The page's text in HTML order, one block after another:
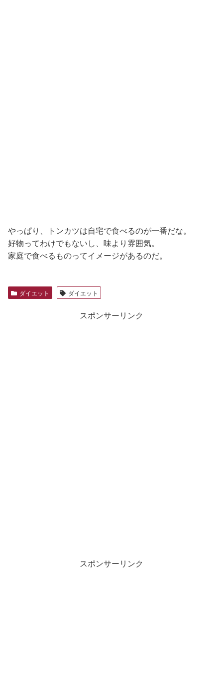
やっぱり、トンカツは自宅で食べるのが一番だな。
好物ってわけでもないし、味より雰囲気。
家庭で食べるものってイメージがあるのだ。
ダイエット ダイエット
スポンサーリンク
スポンサーリンク